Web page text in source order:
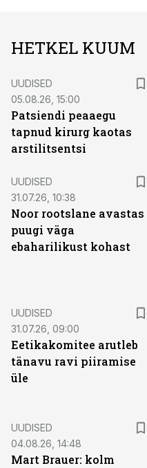
HETKEL KUUM
UUDISED
05.08.26, 15:00
Patsiendi peaaegu
tapnud kirurg kaotas
arstilitsentsi
UUDISED
31.07.26, 10:38
Noor rootslane avastas
puugi väga
ebaharilikust kohast
UUDISED
31.07.26, 09:00
Eetikakomitee arutleb
tänavu ravi piiramise
üle
UUDISED
04.08.26, 14:48
Mart Brauer: kolm